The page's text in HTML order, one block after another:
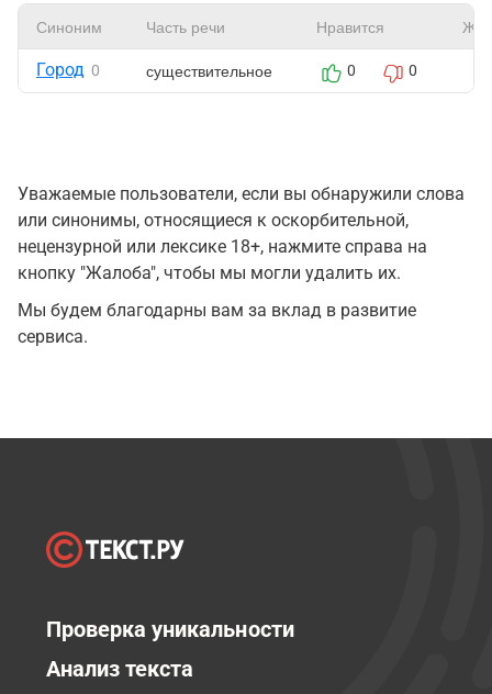
Синоним Часть речи Нравится
Город 0 существительное 0 0
Уважаемые пользователи, если вы обнаружили слова
или синонимы, относящиеся к оскорбительной,
нецензурной или лексике 18+, нажмите справа на
кнопку "Жалоба", чтобы мы могли удалить их.
Мы будем благодарны вам за вклад в развитие
сервиса.
Проверка уникальности
Анализ текста